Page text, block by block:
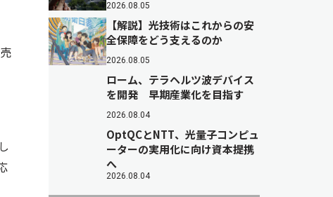
2026.08.05
【解説】光技術はこれからの安
全保障をどう支えるのか
2026.08.05
ローム、テラヘルツ波デバイス
を開発 早期産業化を目指す
2026.08.04
OptQCとNTT、光量子コンピュ
ーターの実用化に向け資本提携
へ
2026.08.04